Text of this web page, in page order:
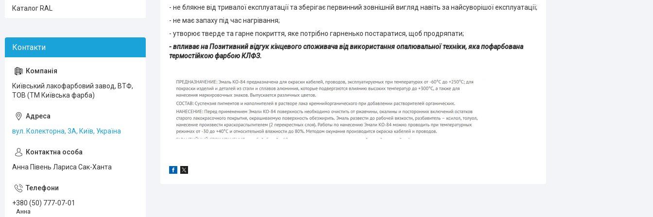
- не блякне від тривалої експлуатації та зберігає первинний зовнішній вигляд навіть за найсуворішої експлуатації;
- не має запаху під час нагрівання;
- утворює тверде та гарне покриття, яке потрібно гарненько постаратися, щоб продряпати;
- впливає на Позитивний відгук кінцевого споживача від використання опалювальної техніки, яка пофарбована
термостійкою фарбою КЛФЗ.
Каталог RAL
Київський лакофарбовий завод, ВТФ,
ТОВ (ТМ Київська фарба)
вул. Колекторна, 3А, Київ, Україна
Анна Півень Лариса Сак-Ханта
+380 (50) 777-07-01
Анна